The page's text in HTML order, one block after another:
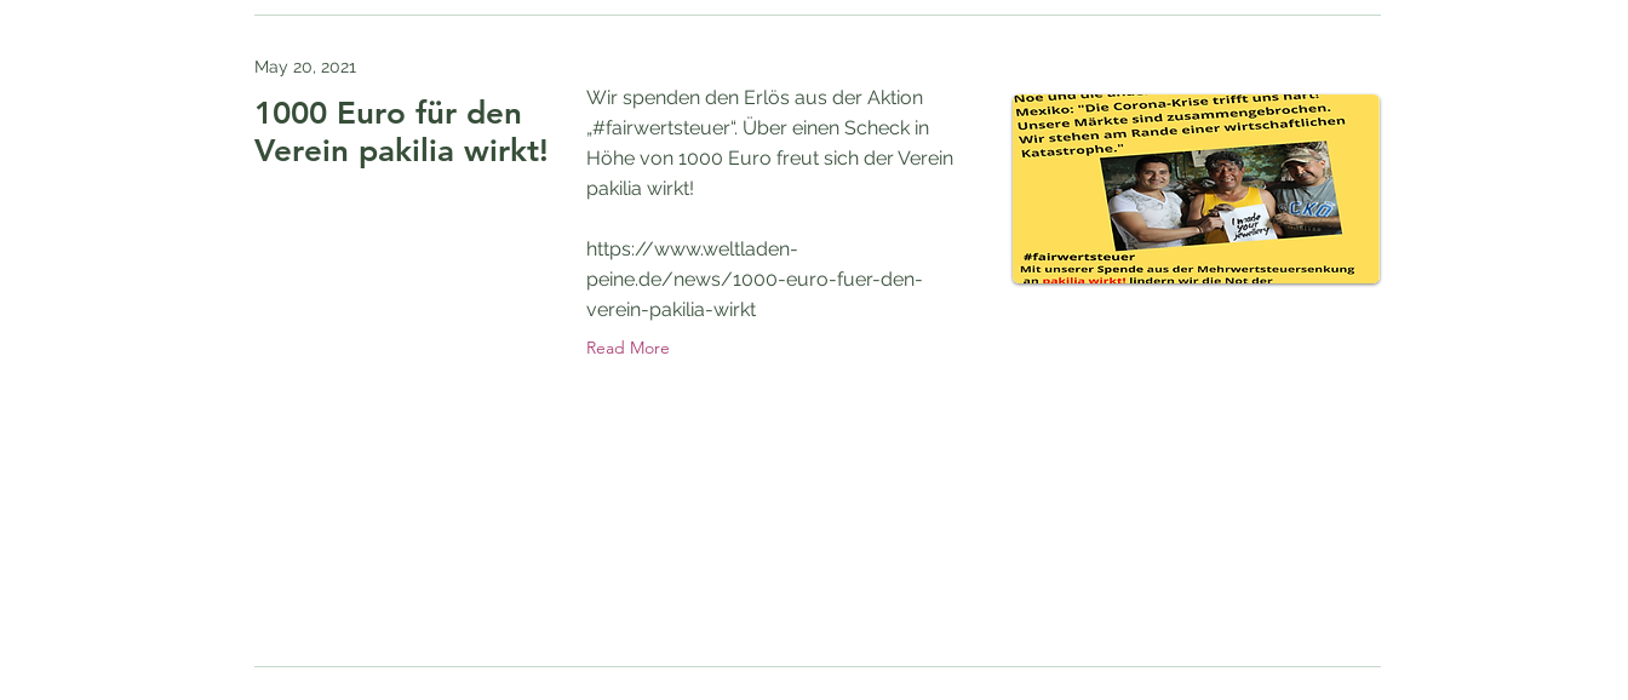
May 20, 2021
1000 Euro für den
Verein pakilia wirkt!
Wir spenden den Erlös aus der Aktion
„#fairwertsteuer“. Über einen Scheck in
Höhe von 1000 Euro freut sich der Verein
pakilia wirkt!
https://www.weltladen-
peine.de/news/1000-euro-fuer-den-
verein-pakilia-wirkt
Read More